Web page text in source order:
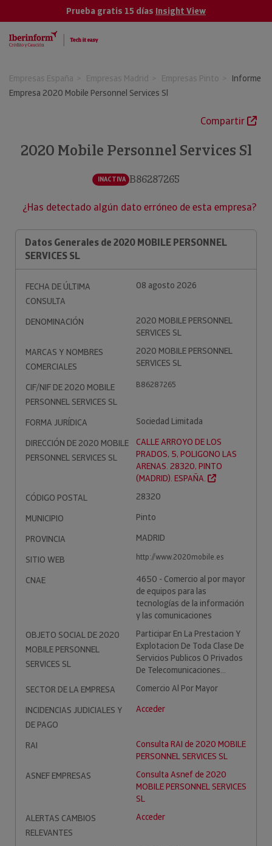
Prueba gratis 15 días Insight View
Empresas España Empresas Madrid Empresas Pinto
Informe
Empresa 2020 Mobile Personnel Services Sl
Compartir
2020 Mobile Personnel Services Sl
INACTIVA B86287265
¿Has detectado algún dato erróneo de esta empresa?
Datos Generales de 2020 MOBILE PERSONNEL
SERVICES SL
FECHA DE ÚLTIMA
CONSULTA
08 agosto 2026
DENOMINACIÓN
2020 MOBILE PERSONNEL
SERVICES SL
MARCAS Y NOMBRES
COMERCIALES
2020 MOBILE PERSONNEL
SERVICES SL
CIF/NIF DE 2020 MOBILE
PERSONNEL SERVICES SL
B86287265
FORMA JURÍDICA
Sociedad Limitada
DIRECCIÓN DE 2020 MOBILE
PERSONNEL SERVICES SL
CALLE ARROYO DE LOS
PRADOS, 5, POLIGONO LAS
ARENAS. 28320, PINTO
(MADRID). ESPAÑA.
CÓDIGO POSTAL
28320
MUNICIPIO
Pinto
PROVINCIA
MADRID
SITIO WEB
http://www.2020mobile.es
CNAE
4650 - Comercio al por mayor
de equipos para las
tecnologías de la información
y las comunicaciones
OBJETO SOCIAL DE 2020
MOBILE PERSONNEL
SERVICES SL
Participar En La Prestacion Y
Explotacion De Toda Clase De
Servicios Publicos O Privados
De Telecomunicaciones...
SECTOR DE LA EMPRESA
Comercio Al Por Mayor
INCIDENCIAS JUDICIALES Y
DE PAGO
Acceder
RAI
Consulta RAI de 2020 MOBILE
PERSONNEL SERVICES SL
ASNEF EMPRESAS
Consulta Asnef de 2020
MOBILE PERSONNEL SERVICES
SL
ALERTAS CAMBIOS
RELEVANTES
Acceder